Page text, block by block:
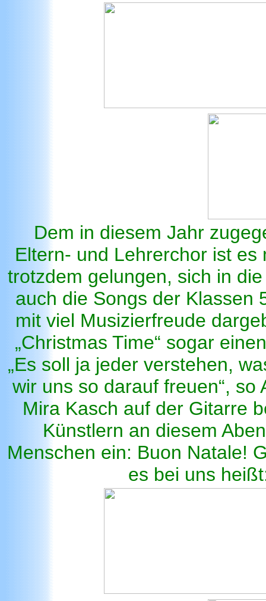
Dem in diesem Jahr
Eltern- und Lehrerchor ist es
trotzdem gelungen, sich in
auch die Songs der Klassen
mit viel Musizierfreude
„Christmas Time“ sogar
„Es soll ja jeder verstehen,
wir uns so darauf freuen“,
Mira Kasch auf der Gitarre
Künstlern an diesem
Menschen ein: Buon Natale!
es bei uns